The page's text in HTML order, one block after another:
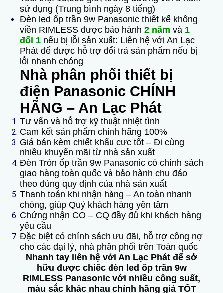
sử dụng (Trung bình ngày 8 tiếng)
Đèn led ốp trần 9w Panasonic thiết kế không
viền RIMLESS được bảo hành 2 năm và 1
đổi 1 nếu bị lỗi sản xuất: Liên hệ với An Lạc
Phát để được hỗ trợ đổi trả sản phẩm nếu bị
lỗi nhanh chóng
Nhà phân phối thiết bị
điện Panasonic CHÍNH
HÃNG – An Lạc Phát
Tư vấn và hỗ trợ kỹ thuật nhiệt tình
Cam kết sản phẩm chính hãng 100%
Giá bán kèm chiết khấu cực tốt – Đi cùng
nhiều khuyến mãi từ nhà sản xuất
Đèn Tròn ốp trần 9w Panasonic có chính sách
giao hàng toàn quốc và bảo hành chu đáo
theo đúng quy định của nhà sản xuất
Thanh toán khi nhận hàng – An toàn nhanh
chóng, giúp Quý khách hàng yên tâm
Chứng nhận CO – CQ đầy đủ khi khách hàng
yêu cầu
Đặc biệt có chính sách ưu đãi, hỗ trợ công nợ
cho các đại lý, nhà phân phối trên Toàn quốc
Nhanh tay liên hệ với An Lạc Phát để sở
hữu được chiếc đèn led ốp trần 9w
RIMLESS Panasonic với nhiều công suất,
màu sắc khác nhau chính hãng giá TỐT